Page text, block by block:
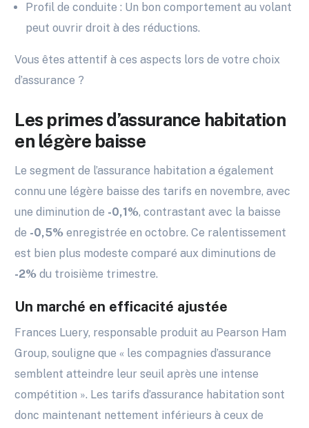
Profil de conduite : Un bon comportement au volant
peut ouvrir droit à des réductions.
Vous êtes attentif à ces aspects lors de votre choix
d’assurance ?
Les primes d’assurance habitation
en légère baisse
Le segment de l’assurance habitation a également
connu une légère baisse des tarifs en novembre, avec
une diminution de -0,1%, contrastant avec la baisse
de -0,5% enregistrée en octobre. Ce ralentissement
est bien plus modeste comparé aux diminutions de
-2% du troisième trimestre.
Un marché en efficacité ajustée
Frances Luery, responsable produit au Pearson Ham
Group, souligne que « les compagnies d’assurance
semblent atteindre leur seuil après une intense
compétition ». Les tarifs d’assurance habitation sont
donc maintenant nettement inférieurs à ceux de